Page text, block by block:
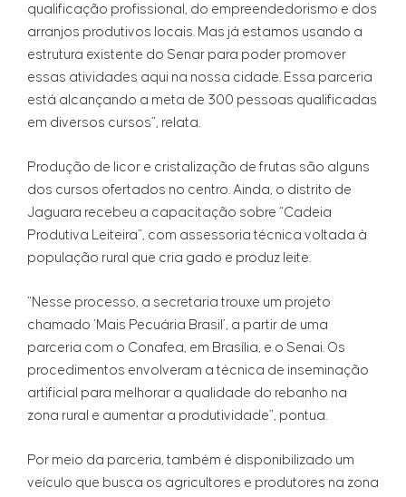
qualificação profissional, do empreendedorismo e dos
arranjos produtivos locais. Mas já estamos usando a
estrutura existente do Senar para poder promover
essas atividades aqui na nossa cidade. Essa parceria
está alcançando a meta de 300 pessoas qualificadas
em diversos cursos”, relata.
Produção de licor e cristalização de frutas são alguns
dos cursos ofertados no centro. Ainda, o distrito de
Jaguara recebeu a capacitação sobre “Cadeia
Produtiva Leiteira”, com assessoria técnica voltada à
população rural que cria gado e produz leite.
“Nesse processo, a secretaria trouxe um projeto
chamado ‘Mais Pecuária Brasil’, a partir de uma
parceria com o Conafea, em Brasília, e o Senai. Os
procedimentos envolveram a técnica de inseminação
artificial para melhorar a qualidade do rebanho na
zona rural e aumentar a produtividade”, pontua.
Por meio da parceria, também é disponibilizado um
veículo que busca os agricultores e produtores na zona